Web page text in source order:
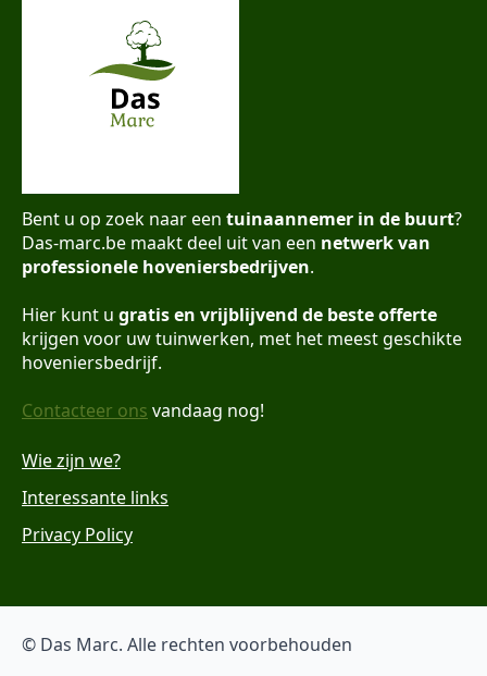
Bent u op zoek naar een tuinaannemer in de buurt?
Das-marc.be maakt deel uit van een netwerk van
professionele hoveniersbedrijven.
Hier kunt u gratis en vrijblijvend de beste offerte
krijgen voor uw tuinwerken, met het meest geschikte
hoveniersbedrijf.
Contacteer ons vandaag nog!
Wie zijn we?
Interessante links
Privacy Policy
© Das Marc. Alle rechten voorbehouden